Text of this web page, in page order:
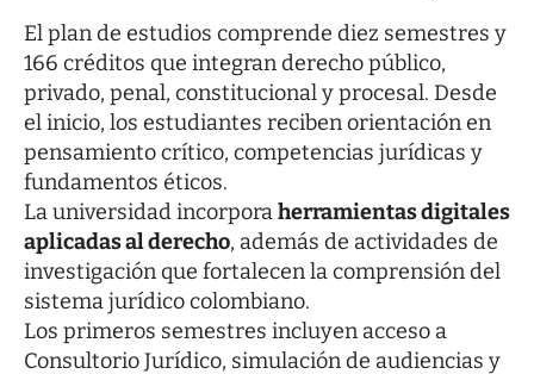
El plan de estudios comprende diez semestres y
166 créditos que integran derecho público,
privado, penal, constitucional y procesal. Desde
el inicio, los estudiantes reciben orientación en
pensamiento crítico, competencias jurídicas y
fundamentos éticos.
La universidad incorporaherramientas digitales
aplicadas al derecho, además de actividades de
investigación que fortalecen la comprensión del
sistema jurídico colombiano.
Los primeros semestres incluyen acceso a
Consultorio Jurídico, simulación de audiencias y